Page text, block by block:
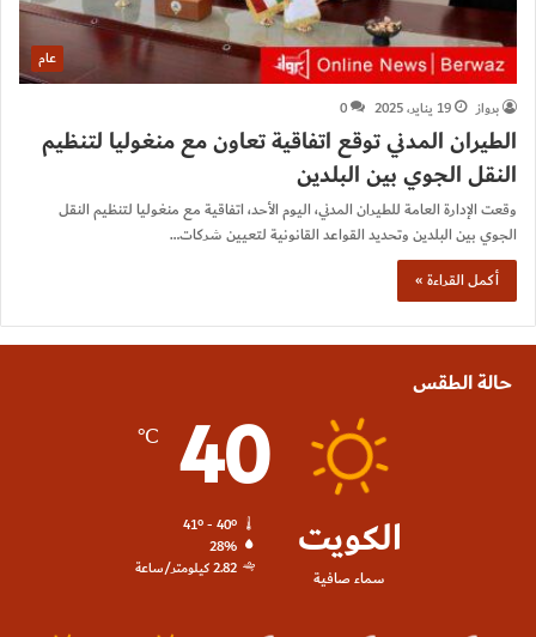
عام
برواز
19 يناير، 2025 0
الطيران المدني توقع اتفاقية تعاون مع منغوليا لتنظيم
النقل الجوي بين البلدين
وقعت الإدارة العامة للطيران المدني، اليوم الأحد، اتفاقية مع منغوليا لتنظيم النقل
الجوي بين البلدين وتحديد القواعد القانونية لتعيين شركات…
أكمل القراءة »
حالة الطقس
الكويت
سماء صافية
40
℃
41º - 40º
28%
2.82 كيلومتر/ساعة